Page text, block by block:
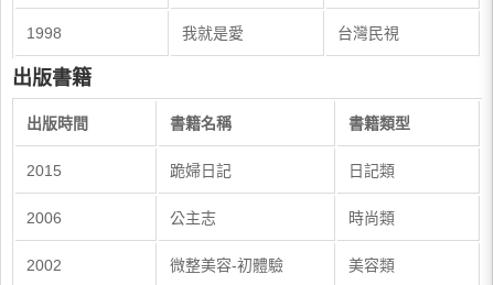
1998 我就是愛 台灣民視
出版書籍
出版時間 書籍名稱 書籍類型
2015 跪婦日記 日記類
2006 公主志 時尚類
2002 微整美容-初體驗 美容類